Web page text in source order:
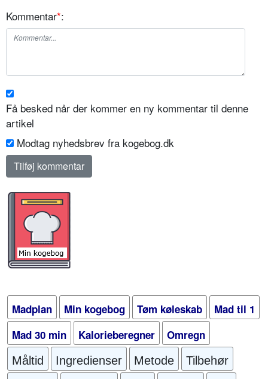
Kommentar*:
Få besked når der kommer en ny kommentar til denne
artikel
Modtag nyhedsbrev fra kogebog.dk
Madplan Min kogebog Tøm køleskab
Mad til 1
Mad 30 min
Kalorieberegner Omregn
Måltid Ingredienser Metode
Tilbehør